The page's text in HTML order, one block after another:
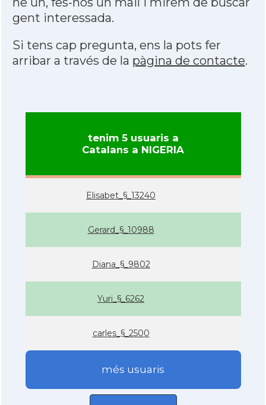
gent interessada.
Si tens cap pregunta, ens la pots fer
arribar a través de la pàgina de contacte.
tenim 5 usuaris a
Catalans a NIGERIA
Elisabet_§_13240
Gerard_§_10988
Diana_§_9802
Yuri_§_6262
carles_§_2500
més usuaris